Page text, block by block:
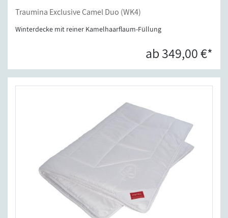
Traumina Exclusive Camel Duo (WK4)
Winterdecke mit reiner Kamelhaarflaum-Füllung
ab 349,00 €*